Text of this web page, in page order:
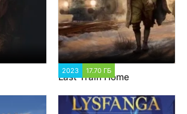
2023 17.70 ГБ
Last Train Home